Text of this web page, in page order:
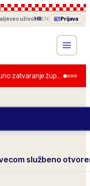
uživoHREN Prijava
Potpuno zatvaranje županijske ceste od 28. lipnja, obilazak je uređen.
službeno